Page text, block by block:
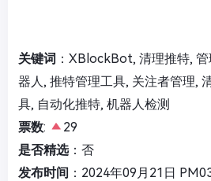
关键词 ：XBlockBot, 清理推特,
器人, 推特管理工具, 关注者管理,
具, 自动化推特, 机器人检测
票数:
29
是否精选：否
发布时间 ：2024年09月21日